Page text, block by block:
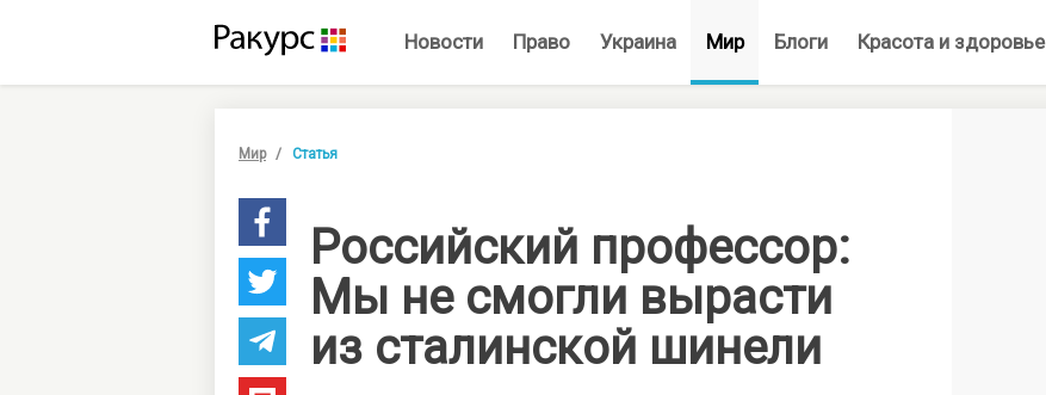
Новости Право Украина Мир Блоги Красота и здоровье
Мир Статья
Российский профессор:
Мы не смогли вырасти
из сталинской шинели